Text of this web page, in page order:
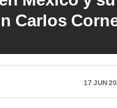
Carlos
17 Jun